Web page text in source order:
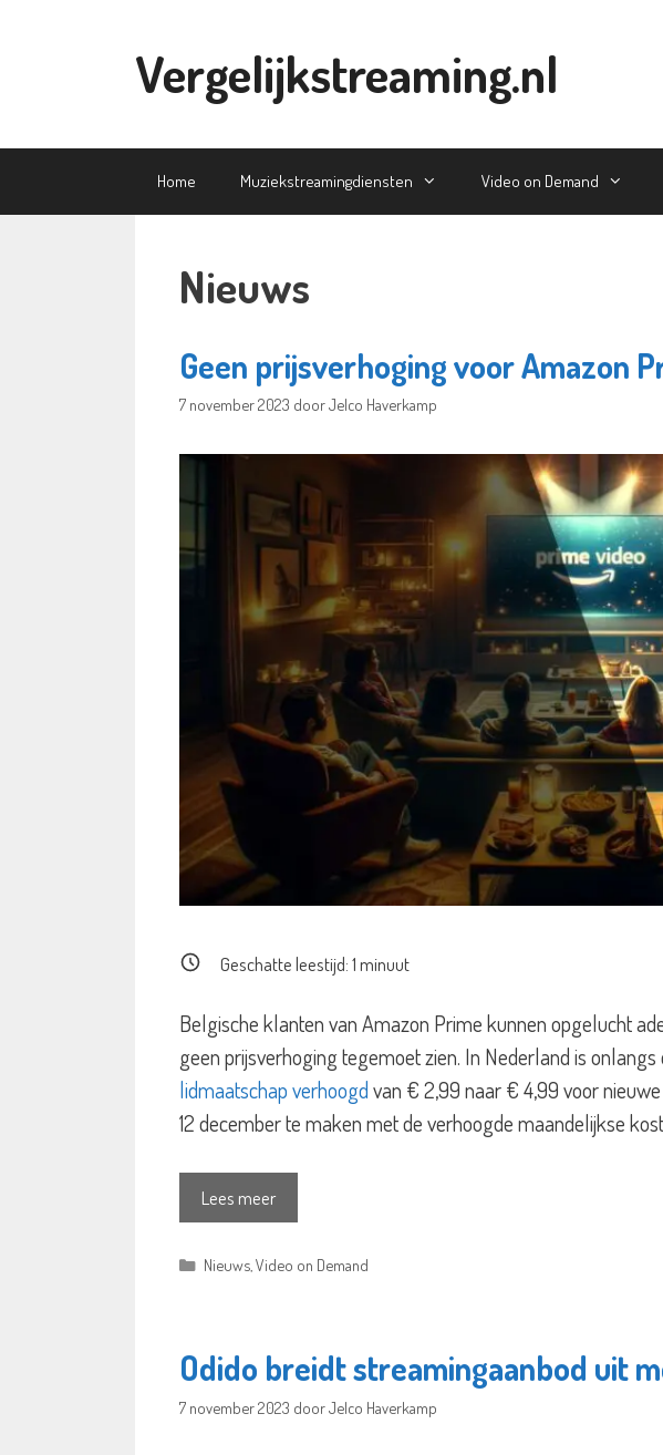
Vergelijkstreaming.nl
Home Muziekstreamingdiensten Video on Demand
Nieuws
Geen prijsverhoging voor Amazon
7 november 2023 doorJelco Haverkamp
Geschatte leestijd:1minuut
Belgische klanten van Amazon Prime kunnen opgelucht
geen prijsverhoging tegemoet zien. In Nederland is onlangs
lidmaatschap verhoogdvan € 2,99 naar € 4,99 voor
12 december te maken met de verhoogde maandelijkse
Lees meer
Categorieën
Nieuws, Video on Demand
Odido breidt streamingaanbod uit
7 november 2023 doorJelco Haverkamp